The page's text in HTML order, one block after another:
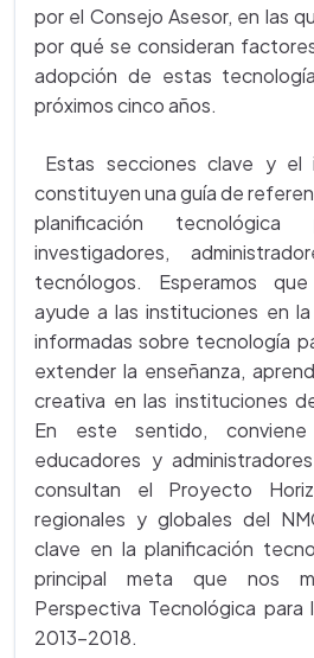
por el Consejo Asesor, en las
por qué se consideran
adopción de estas
próximos cinco años.
Estas secciones clave y el
constituyen una guía de
planificación tecnológica
investigadores,
tecnólogos. Esperamos
ayude a las instituciones en
informadas sobre tecnología
extender la enseñanza,
creativa en las instituciones
En este sentido,
educadores y
consultan el Proyecto
regionales y globales del
clave en la planificación
principal meta que nos
Perspectiva Tecnológica para
2013-2018.